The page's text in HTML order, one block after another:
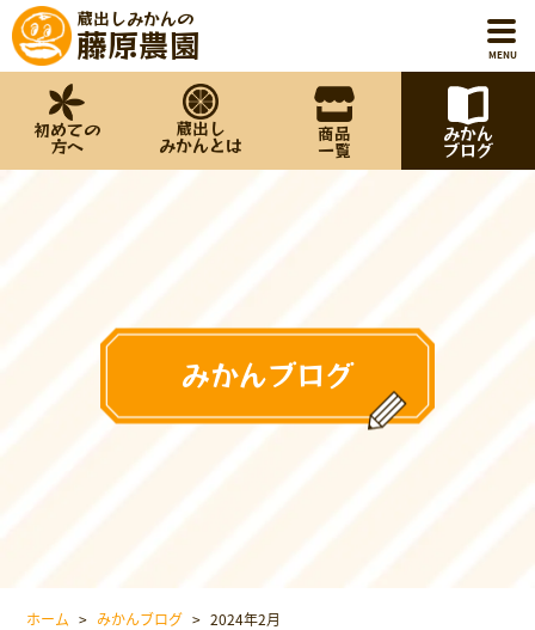
蔵出しみかんの
藤原農園 MENU
みかんブログ
お問い合わせ
初めての
方へ
蔵出し
みかんとは 商品
一覧
みかん
ブログ
みかんブログ
ホーム > みかんブログ > 2024年2月